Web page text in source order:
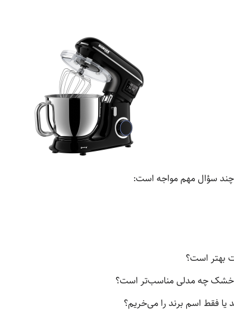
چند سؤال مهم مواجه است:
بهتر است؟
خشک چه مدلی مناسب‌تر است؟
یا فقط اسم برند را می‌خریم؟